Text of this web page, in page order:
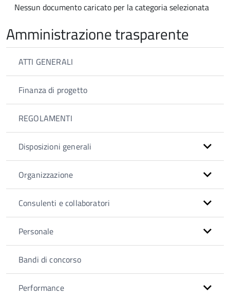
Nessun documento caricato per la categoria selezionata
Amministrazione trasparente
ATTI GENERALI
Finanza di progetto
REGOLAMENTI
Disposizioni generali
Organizzazione
Consulenti e collaboratori
Personale
Bandi di concorso
Performance